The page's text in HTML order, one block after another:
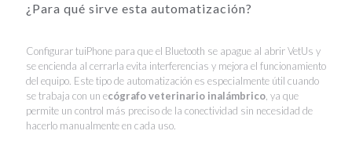
¿Para qué sirve esta automatización?
Configurar tuiPhone para que el Bluetooth se apague al abrir VetUs y
se encienda al cerrarla evita interferencias y mejora el funcionamiento
del equipo. Este tipo de automatización es especialmente útil cuando
se trabaja con un ecógrafo veterinario inalámbrico , ya que
permite un control más preciso de la conectividad sin necesidad de
hacerlo manualmente en cada uso.